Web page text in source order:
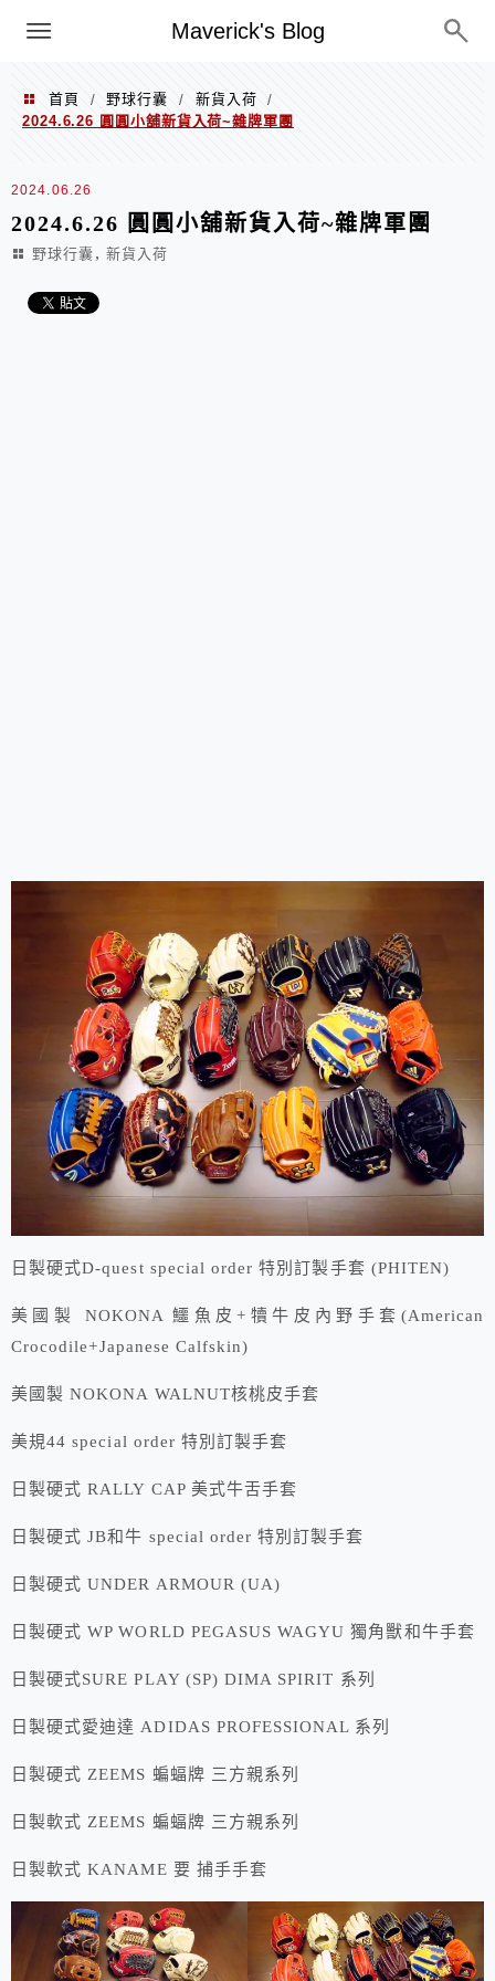
Maverick's Blog
Menu
首頁 / 野球行囊 / 新貨入荷
/
2024.6.26 圓圓小舖新貨入荷~雜牌軍團
2024.06.26
2024.6.26 圓圓小舖新貨入荷~雜牌軍團
野球行囊 , 新貨入荷
日製硬式D-quest special order 特別訂製手套 (PHITEN)
美國製 NOKONA 鱷魚皮+犢牛皮內野手套(American
Crocodile+Japanese Calfskin)
美國製 NOKONA WALNUT核桃皮手套
美規44 special order 特別訂製手套
日製硬式 RALLY CAP 美式牛舌手套
日製硬式 JB和牛 special order 特別訂製手套
日製硬式 UNDER ARMOUR (UA)
日製硬式 WP WORLD PEGASUS WAGYU 獨角獸和牛手套
日製硬式SURE PLAY (SP) DIMA SPIRIT 系列
日製硬式愛迪達 ADIDAS PROFESSIONAL 系列
日製硬式 ZEEMS 蝙蝠牌 三方親系列
日製軟式 ZEEMS 蝙蝠牌 三方親系列
日製軟式 KANAME 要 捕手手套